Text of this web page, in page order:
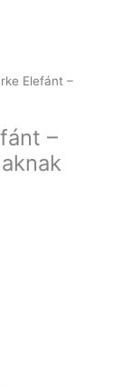
Elefánt –
–